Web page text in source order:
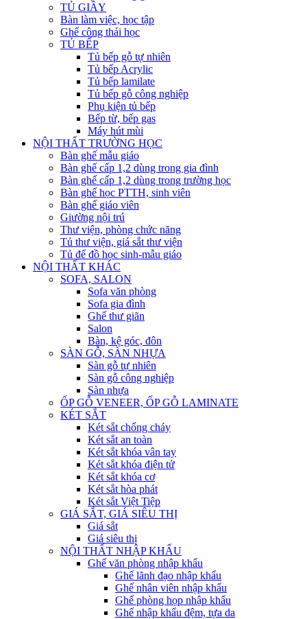
TỦ GIẦY
Bàn làm việc, học tập
Ghế công thái học
TỦ BẾP
Tủ bếp gỗ tự nhiên
Tủ bếp Acrylic
Tủ bếp lamilate
Tủ bếp gỗ công nghiệp
Phụ kiện tủ bếp
Bếp từ, bếp gas
Máy hút mùi
NỘI THẤT TRƯỜNG HỌC
Bàn ghế mẫu giáo
Bàn ghế cấp 1,2 dùng trong gia đình
Bàn ghế cấp 1,2 dùng trong trường học
Bàn ghế học PTTH, sinh viên
Bàn ghế giáo viên
Giường nội trú
Thư viện, phòng chức năng
Tủ thư viện, giá sắt thư viện
Tủ để đồ học sinh-mẫu giáo
NỘI THẤT KHÁC
SOFA, SALON
Sofa văn phòng
Sofa gia đình
Ghế thư giãn
Salon
Bàn, kệ góc, đôn
SÀN GỖ, SÀN NHỰA
Sàn gỗ tự nhiên
Sàn gỗ công nghiệp
Sàn nhựa
ỐP GỖ VENEER, ỐP GỖ LAMINATE
KÉT SẮT
Két sắt chống cháy
Két sắt an toàn
Két sắt khóa vân tay
Két sắt khóa điện tử
Két sắt khóa cơ
Két sắt hòa phát
Két sắt Việt Tiệp
GIÁ SẮT, GIÁ SIÊU THỊ
Giá sắt
Giá siêu thị
NỘI THẤT NHẬP KHẨU
Ghế văn phòng nhập khẩu
Ghế lãnh đạo nhập khẩu
Ghế nhân viên nhập khẩu
Ghế phòng họp nhập khẩu
Ghế nhập khẩu đệm, tựa da